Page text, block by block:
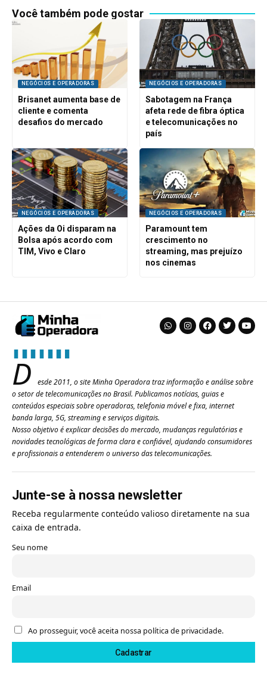
Você também pode gostar
NEGÓCIOS E OPERADORAS
Brisanet aumenta base de
cliente e comenta
desafios do mercado
NEGÓCIOS E OPERADORAS
Sabotagem na França
afeta rede de fibra óptica
e telecomunicações no
país
NEGÓCIOS E OPERADORAS
Ações da Oi disparam na
Bolsa após acordo com
TIM, Vivo e Claro
NEGÓCIOS E OPERADORAS
Paramount tem
crescimento no
streaming, mas prejuízo
nos cinemas
D
esde 2011, o site Minha Operadora traz informação e análise sobre
o setor de telecomunicações no Brasil. Publicamos notícias, guias e
conteúdos especiais sobre operadoras, telefonia móvel e fixa, internet
banda larga, 5G, streaming e serviços digitais.
Nosso objetivo é explicar decisões do mercado, mudanças regulatórias e
novidades tecnológicas de forma clara e confiável, ajudando consumidores
e profissionais a entenderem o universo das telecomunicações.
Junte-se à nossa newsletter
Receba regularmente conteúdo valioso diretamente na sua
caixa de entrada.
Seu nome
Email
Ao prosseguir, você aceita nossa política de privacidade.